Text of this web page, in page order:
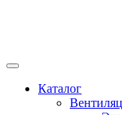
Каталог